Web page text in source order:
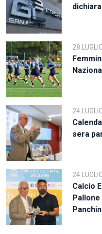
28
24
sera
24
Calcio